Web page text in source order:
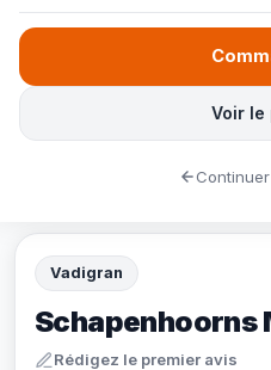
Vadigran
Schapenhoorns
Rédigez le premier avis
Voir le